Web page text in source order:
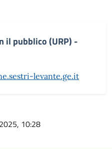
il pubblico (URP) -
levante.ge.it
10:28